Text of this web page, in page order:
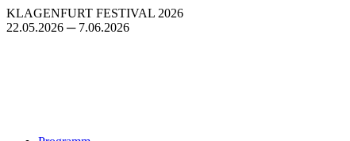
Zum
Inhalt
KLAGENFURT FESTIVAL 2026
22.05.2026 ─ 7.06.2026